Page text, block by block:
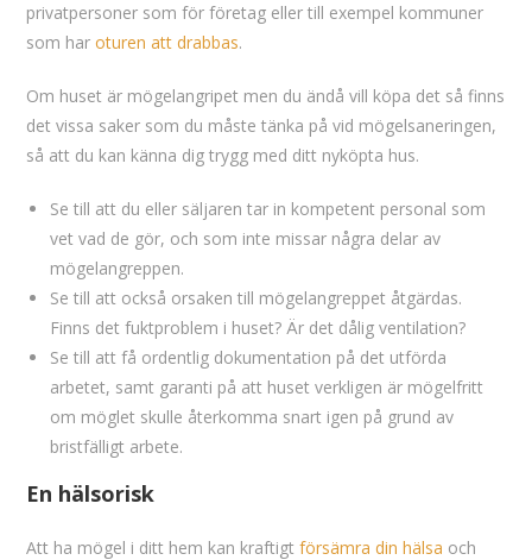
privatpersoner som för företag eller till exempel kommuner
som haroturen att drabbas.
Om huset är mögelangripet men du ändå vill köpa det så finns
det vissa saker som du måste tänka på vid mögelsaneringen,
så att du kan känna dig trygg med ditt nyköpta hus.
Se till att du eller säljaren tar in kompetent personal som
vet vad de gör, och som inte missar några delar av
mögelangreppen.
Se till att också orsaken till mögelangreppet åtgärdas.
Finns det fuktproblem i huset? Är det dålig ventilation?
Se till att få ordentlig dokumentation på det utförda
arbetet, samt garanti på att huset verkligen är mögelfritt
om möglet skulle återkomma snart igen på grund av
bristfälligt arbete.
En hälsorisk
Att ha mögel i ditt hem kan kraftigtförsämra din hälsa och